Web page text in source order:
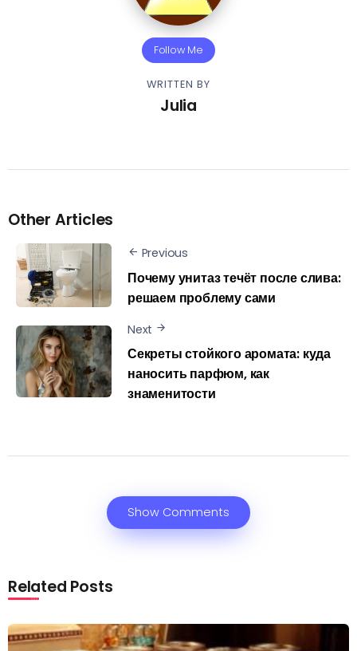
Follow Me
WRITTEN BY
Julia
Other Articles
Previous
Почему унитаз течёт после слива:
решаем проблему сами
Next
Секреты стойкого аромата: куда
наносить парфюм, как
знаменитости
Show Comments
Related Posts